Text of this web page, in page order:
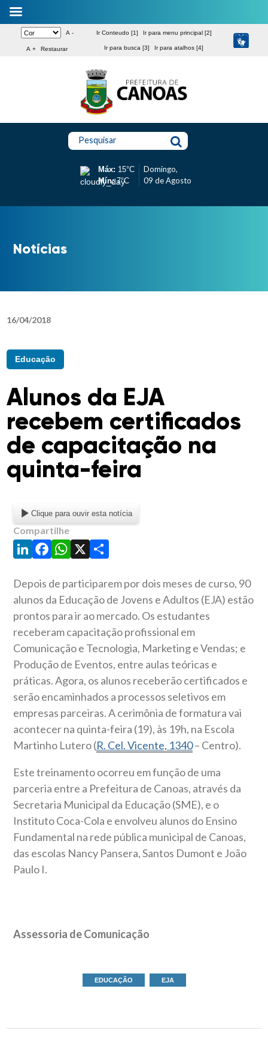
A -
A + Restaurar
Ir Conteudo [1] Ir para menu principal [2]
Ir para busca [3] Ir para atalhos [4]
Pesquisar
Máx: 15°C
Mín:7°C
Domingo,
09 de Agosto
Notícias
16/04/2018
Educação
Alunos da EJA
recebem certificados
de capacitação na
quinta-feira
Clique para ouvir esta notícia
Compartilhe
LinkedIn
Facebook
WhatsApp
X Share
Depois de participarem por dois meses de curso, 90
alunos da Educação de Jovens e Adultos (EJA) estão
prontos para ir ao mercado. Os estudantes
receberam capacitação profissional em
Comunicação e Tecnologia, Marketing e Vendas; e
Produção de Eventos, entre aulas teóricas e
práticas. Agora, os alunos receberão certificados e
serão encaminhados a processos seletivos em
empresas parceiras. A cerimônia de formatura vai
acontecer na quinta-feira (19), às 19h, na Escola
Martinho Lutero (R. Cel. Vicente, 1340– Centro).
Este treinamento ocorreu em função de uma
parceria entre a Prefeitura de Canoas, através da
Secretaria Municipal da Educação (SME), e o
Instituto Coca-Cola e envolveu alunos do Ensino
Fundamental na rede pública municipal de Canoas,
das escolas Nancy Pansera, Santos Dumont e João
Paulo I.
Assessoria de Comunicação
EDUCAÇÃO EJA